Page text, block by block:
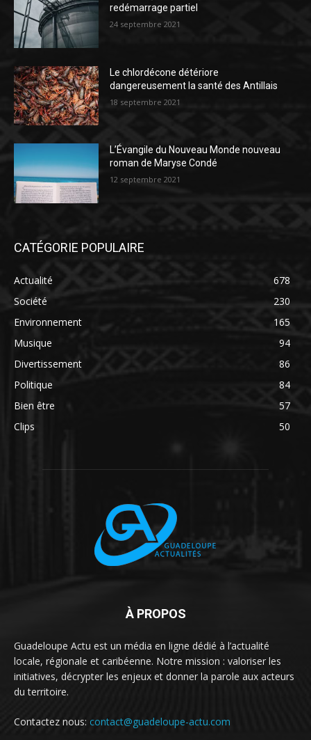
redémarrage partiel
24 septembre 2021
Le chlordécone détériore
dangereusement la santé des Antillais
18 septembre 2021
L’Évangile du Nouveau Monde nouveau
roman de Maryse Condé
12 septembre 2021
CATÉGORIE POPULAIRE
Actualité
678
Société
230
Environnement
165
Musique
94
Divertissement
86
Politique
84
Bien être
57
Clips
50
À PROPOS
Guadeloupe Actu est un média en ligne dédié à l’actualité
locale, régionale et caribéenne. Notre mission : valoriser les
initiatives, décrypter les enjeux et donner la parole aux acteurs
du territoire.
Contactez nous: contact@guadeloupe-actu.com